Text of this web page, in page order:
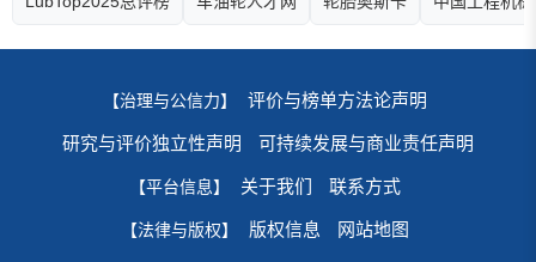
【治理与公信力】 评价与榜单方法论声明
研究与评价独立性声明 可持续发展与商业责任声明
【平台信息】 关于我们 联系方式
【法律与版权】 版权信息 网站地图